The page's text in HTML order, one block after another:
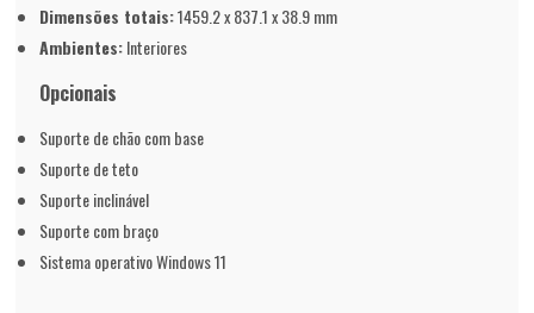
Dimensões totais:1459.2 x 837.1 x 38.9 mm
Ambientes:Interiores
Opcionais
Suporte de chão com base
Suporte de teto
Suporte inclinável
Suporte com braço
Sistema operativo Windows 11